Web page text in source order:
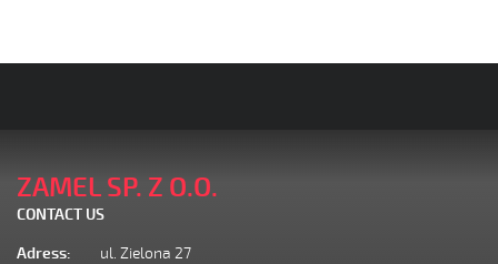
ZAMEL SP. Z O.O.
CONTACT US
Adress:
ul. Zielona 27